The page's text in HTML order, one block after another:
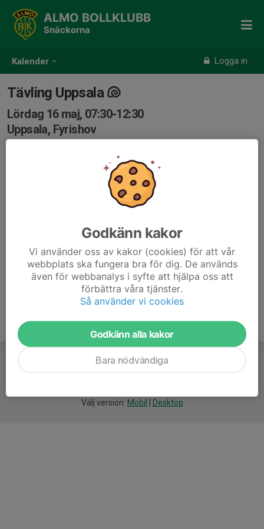
Kalender Logga in
ALMO BOLLKLUBB
Snäckorna
Tävling Uppsala 🐚
Lördag 16 maj, 07:30-12:30
Uppsala, Fyrishov
Välj version: Mobil Desktop
Godkänn kakor
Vi använder oss av kakor (cookies) för att vår
webbplats ska fungera bra för dig. De används
även för webbanalys i syfte att hjälpa oss att
förbättra våra tjänster.
Så använder vi cookies
Godkänn alla kakor
Bara nödvändiga